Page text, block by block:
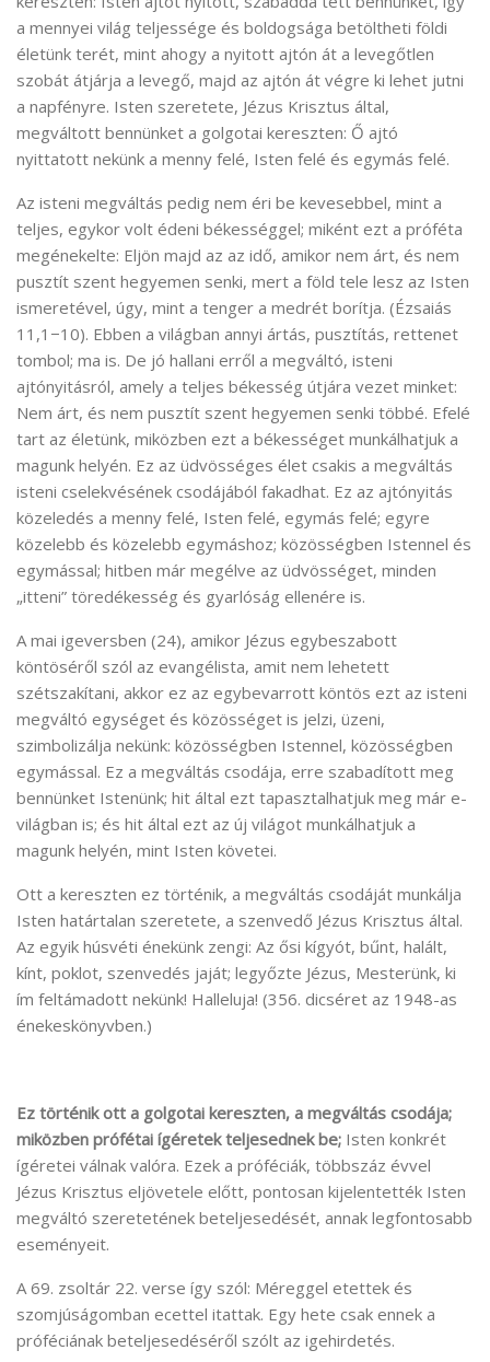
a mennyei világ teljessége és boldogsága betöltheti földi
életünk terét, mint ahogy a nyitott ajtón át a levegőtlen
szobát átjárja a levegő, majd az ajtón át végre ki lehet jutni
a napfényre. Isten szeretete, Jézus Krisztus által,
megváltott bennünket a golgotai kereszten: Ő ajtó
nyittatott nekünk a menny felé, Isten felé és egymás felé.
Az isteni megváltás pedig nem éri be kevesebbel, mint a
teljes, egykor volt édeni békességgel; miként ezt a próféta
megénekelte: Eljön majd az az idő, amikor nem árt, és nem
pusztít szent hegyemen senki, mert a föld tele lesz az Isten
ismeretével, úgy, mint a tenger a medrét borítja. (Ézsaiás
11,1−10). Ebben a világban annyi ártás, pusztítás, rettenet
tombol; ma is. De jó hallani erről a megváltó, isteni
ajtónyitásról, amely a teljes békesség útjára vezet minket:
Nem árt, és nem pusztít szent hegyemen senki többé. Efelé
tart az életünk, miközben ezt a békességet munkálhatjuk a
magunk helyén. Ez az üdvösséges élet csakis a megváltás
isteni cselekvésének csodájából fakadhat. Ez az ajtónyitás
közeledés a menny felé, Isten felé, egymás felé; egyre
közelebb és közelebb egymáshoz; közösségben Istennel és
egymással; hitben már megélve az üdvösséget, minden
„itteni” töredékesség és gyarlóság ellenére is.
A mai igeversben (24), amikor Jézus egybeszabott
köntöséről szól az evangélista, amit nem lehetett
szétszakítani, akkor ez az egybevarrott köntös ezt az isteni
megváltó egységet és közösséget is jelzi, üzeni,
szimbolizálja nekünk: közösségben Istennel, közösségben
egymással. Ez a megváltás csodája, erre szabadított meg
bennünket Istenünk; hit által ezt tapasztalhatjuk meg már e-
világban is; és hit által ezt az új világot munkálhatjuk a
magunk helyén, mint Isten követei.
Ott a kereszten ez történik, a megváltás csodáját munkálja
Isten határtalan szeretete, a szenvedő Jézus Krisztus által.
Az egyik húsvéti énekünk zengi: Az ősi kígyót, bűnt, halált,
kínt, poklot, szenvedés jaját; legyőzte Jézus, Mesterünk, ki
ím feltámadott nekünk! Halleluja! (356. dicséret az 1948-as
énekeskönyvben.)
Ez történik ott a golgotai kereszten, a megváltás csodája;
miközben prófétai ígéretek teljesednek be; Isten konkrét
ígéretei válnak valóra. Ezek a próféciák, többszáz évvel
Jézus Krisztus eljövetele előtt, pontosan kijelentették Isten
megváltó szeretetének beteljesedését, annak legfontosabb
eseményeit.
A 69. zsoltár 22. verse így szól: Méreggel etettek és
szomjúságomban ecettel itattak. Egy hete csak ennek a
próféciának beteljesedéséről szólt az igehirdetés.